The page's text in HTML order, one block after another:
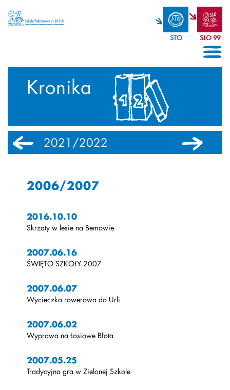
STO SLO 99
Kronika
2021/2022 2020/2021
2006/2007
2016.10.10
Skrzaty w lesie na Bemowie
2007.06.16
ŚWIĘTO SZKOŁY 2007
2007.06.07
Wycieczka rowerowa do Urli
2007.06.02
Wyprawa na Łosiowe Błota
2007.05.25
Tradycyjna gra w Zielonej Szkole